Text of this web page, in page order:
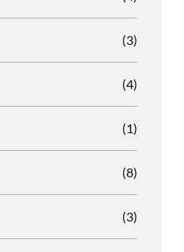
(3)
(4)
(1)
(8)
(3)